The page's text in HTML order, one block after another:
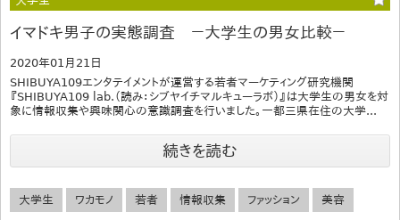
イマドキ男子の実態調査 －大学生の男女比較－
2020年01月21日
SHIBUYA109エンタテイメントが運営する若者マーケティング研究機関
『SHIBUYA109 lab.（読み：シブヤイチマルキューラボ）』は大学生の男女を対
象に情報収集や興味関心の意識調査を行いました。一都三県在住の大学...
続きを読む
大学生 ワカモノ 若者 情報収集 ファッション 美容